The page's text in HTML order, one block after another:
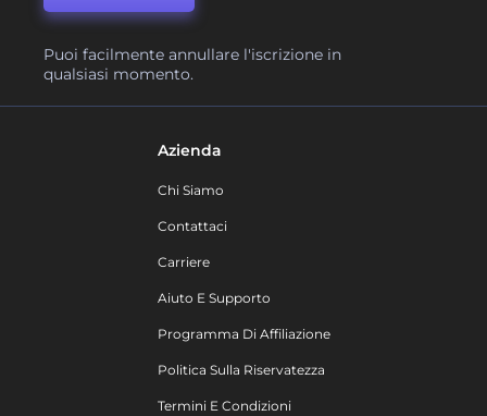
Puoi facilmente annullare l'iscrizione in
qualsiasi momento.
Azienda
Chi Siamo
Contattaci
Carriere
Aiuto E Supporto
Programma Di Affiliazione
Politica Sulla Riservatezza
Termini E Condizioni